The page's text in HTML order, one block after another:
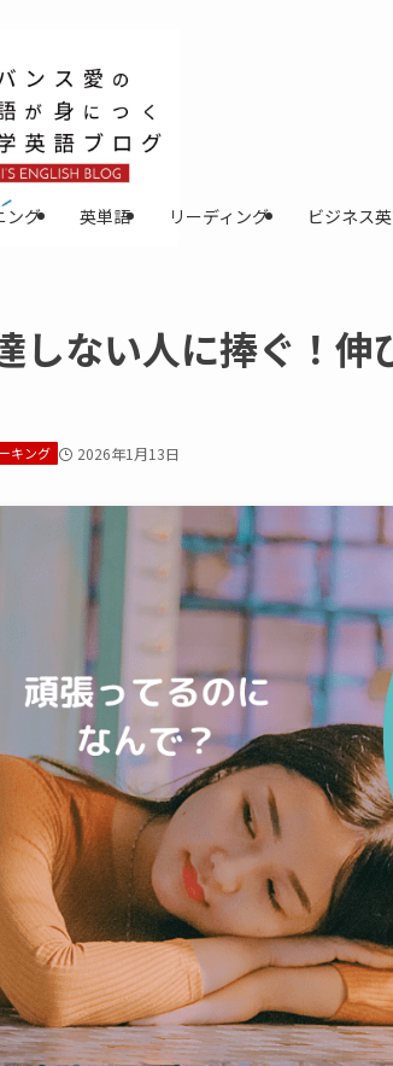
ング 英単語 リーディング ビジネス
しない人に捧ぐ！
キング 2026年1月13日